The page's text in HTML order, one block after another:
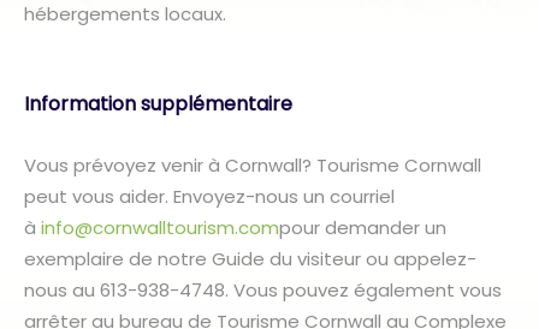
hébergements locaux.
Information supplémentaire
Vous prévoyez venir à Cornwall? Tourisme Cornwall
peut vous aider. Envoyez-nous un courriel
à info@cornwalltourism.compour demander un
exemplaire de notre Guide du visiteur ou appelez-
nous au 613-938-4748. Vous pouvez également vous
arrêter au bureau de Tourisme Cornwall au Complexe